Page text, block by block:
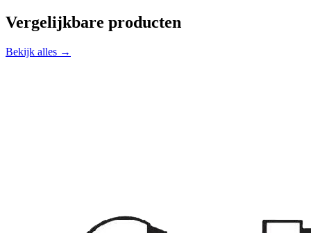
Vergelijkbare producten
Bekijk alles →